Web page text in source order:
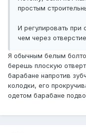
простым
И регулировать при
чем через
Я обычным белым
берешь плоскую
барабане напротив
колодки, его
одетом барабане